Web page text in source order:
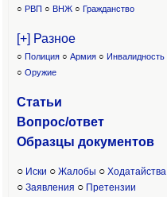
○ РВП ○ ВНЖ ○ Гражданство
[+] Разное
○ Полиция ○ Армия ○ Инвалидность
○ Оружие
Статьи
Вопрос/ответ
Образцы документов
○ Иски ○ Жалобы ○ Ходатайства
○ Заявления ○ Претензии